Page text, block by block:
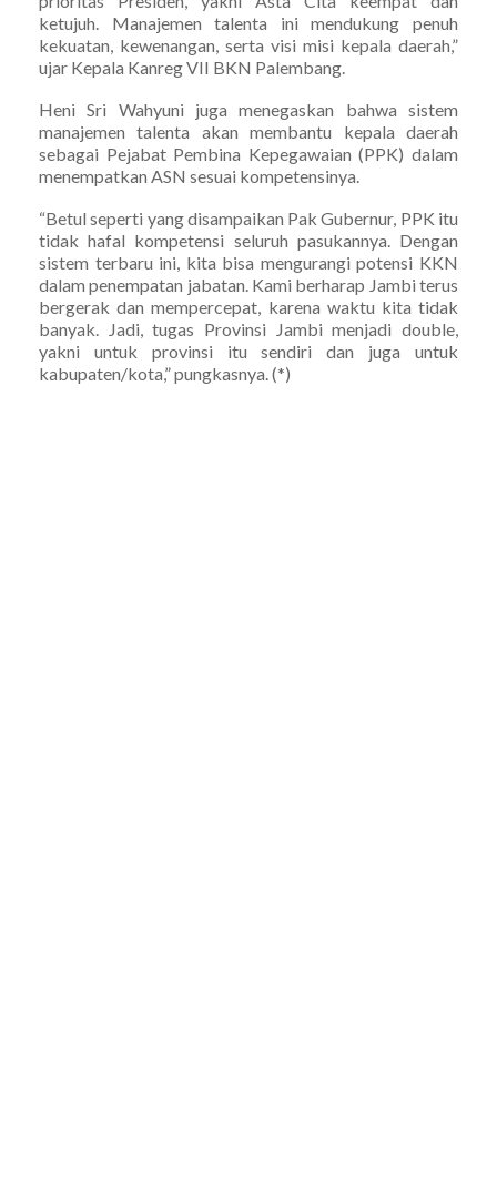
ketujuh. Manajemen talenta ini mendukung penuh
kekuatan, kewenangan, serta visi misi kepala daerah,”
ujar Kepala Kanreg VII BKN Palembang.
Heni Sri Wahyuni juga menegaskan bahwa sistem
manajemen talenta akan membantu kepala daerah
sebagai Pejabat Pembina Kepegawaian (PPK) dalam
menempatkan ASN sesuai kompetensinya.
“Betul seperti yang disampaikan Pak Gubernur, PPK itu
tidak hafal kompetensi seluruh pasukannya. Dengan
sistem terbaru ini, kita bisa mengurangi potensi KKN
dalam penempatan jabatan. Kami berharap Jambi terus
bergerak dan mempercepat, karena waktu kita tidak
banyak. Jadi, tugas Provinsi Jambi menjadi double,
yakni untuk provinsi itu sendiri dan juga untuk
kabupaten/kota,” pungkasnya. (*)